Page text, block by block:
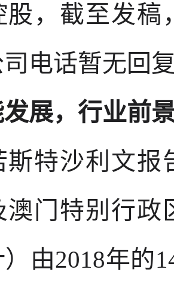
股，截至发稿
电话暂无回
展，行业前
斯特沙利文报
澳门特别行政
由2018年的